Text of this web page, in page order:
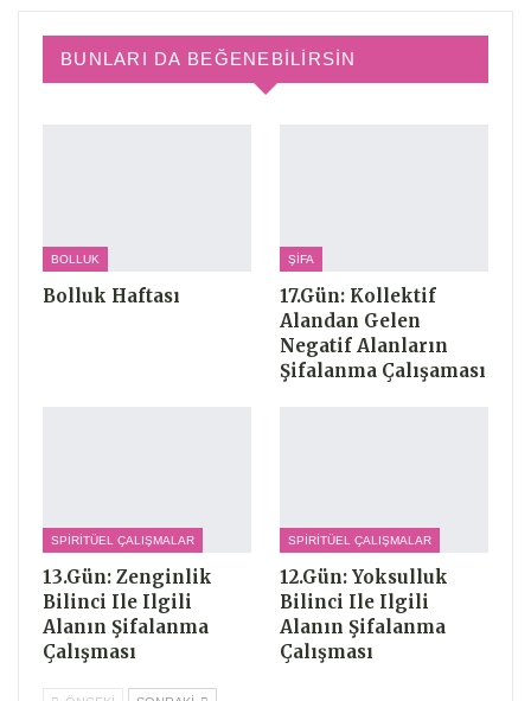
BUNLARI DA BEĞENEBILIRSIN
BOLLUK
Bolluk Haftası
ŞIFA
17.Gün: Kollektif
Alandan Gelen
Negatif Alanların
Şifalanma Çalışaması
SPIRITÜEL ÇALIŞMALAR
13.Gün: Zenginlik
Bilinci Ile Ilgili
Alanın Şifalanma
Çalışması
SPIRITÜEL ÇALIŞMALAR
12.Gün: Yoksulluk
Bilinci Ile Ilgili
Alanın Şifalanma
Çalışması